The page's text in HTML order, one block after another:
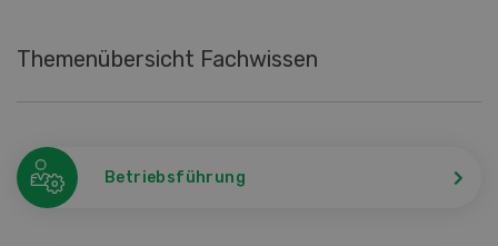
Themenübersicht Fachwissen
Betriebsführung